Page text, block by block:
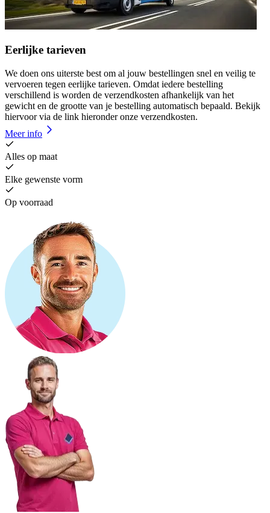
Eerlijke tarieven
We doen ons uiterste best om al jouw bestellingen snel en veilig te
vervoeren tegen eerlijke tarieven. Omdat iedere bestelling
verschillend is worden de verzendkosten afhankelijk van het
gewicht en de grootte van je bestelling automatisch bepaald. Bekijk
hiervoor via de link hieronder onze verzendkosten.
Meer info
Alles op maat
Elke gewenste vorm
Op voorraad